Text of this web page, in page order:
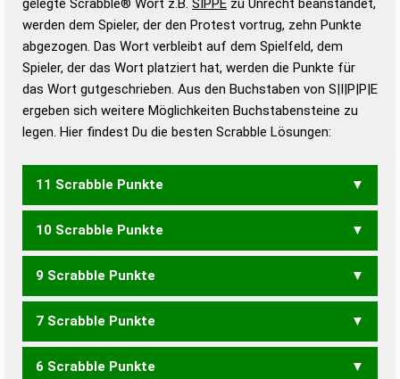
Duden – Standardwerk in 12 Bänden
Duden – Richtiges und gutes
Deutsch
Duden – Die deutsche Grammatik
Duden – Deutsches
Universalwörterbuch
gelegte Scrabble® Wort z.B. SIPPE zu Unrecht beanstandet,
werden dem Spieler, der den Protest vortrug, zehn Punkte
abgezogen. Das Wort verbleibt auf dem Spielfeld, dem
Spieler, der das Wort platziert hat, werden die Punkte für
das Wort gutgeschrieben. Aus den Buchstaben von S|I|P|P|E
ergeben sich weitere Möglichkeiten Buchstabensteine zu
legen. Hier findest Du die besten Scrabble Lösungen:
11 Scrabble Punkte
PIEPS
10 Scrabble Punkte
PEPS PIEP PIPE PIPS
9 Scrabble Punkte
PEP
7 Scrabble Punkte
PIES SPEI SPIE
6 Scrabble Punkte